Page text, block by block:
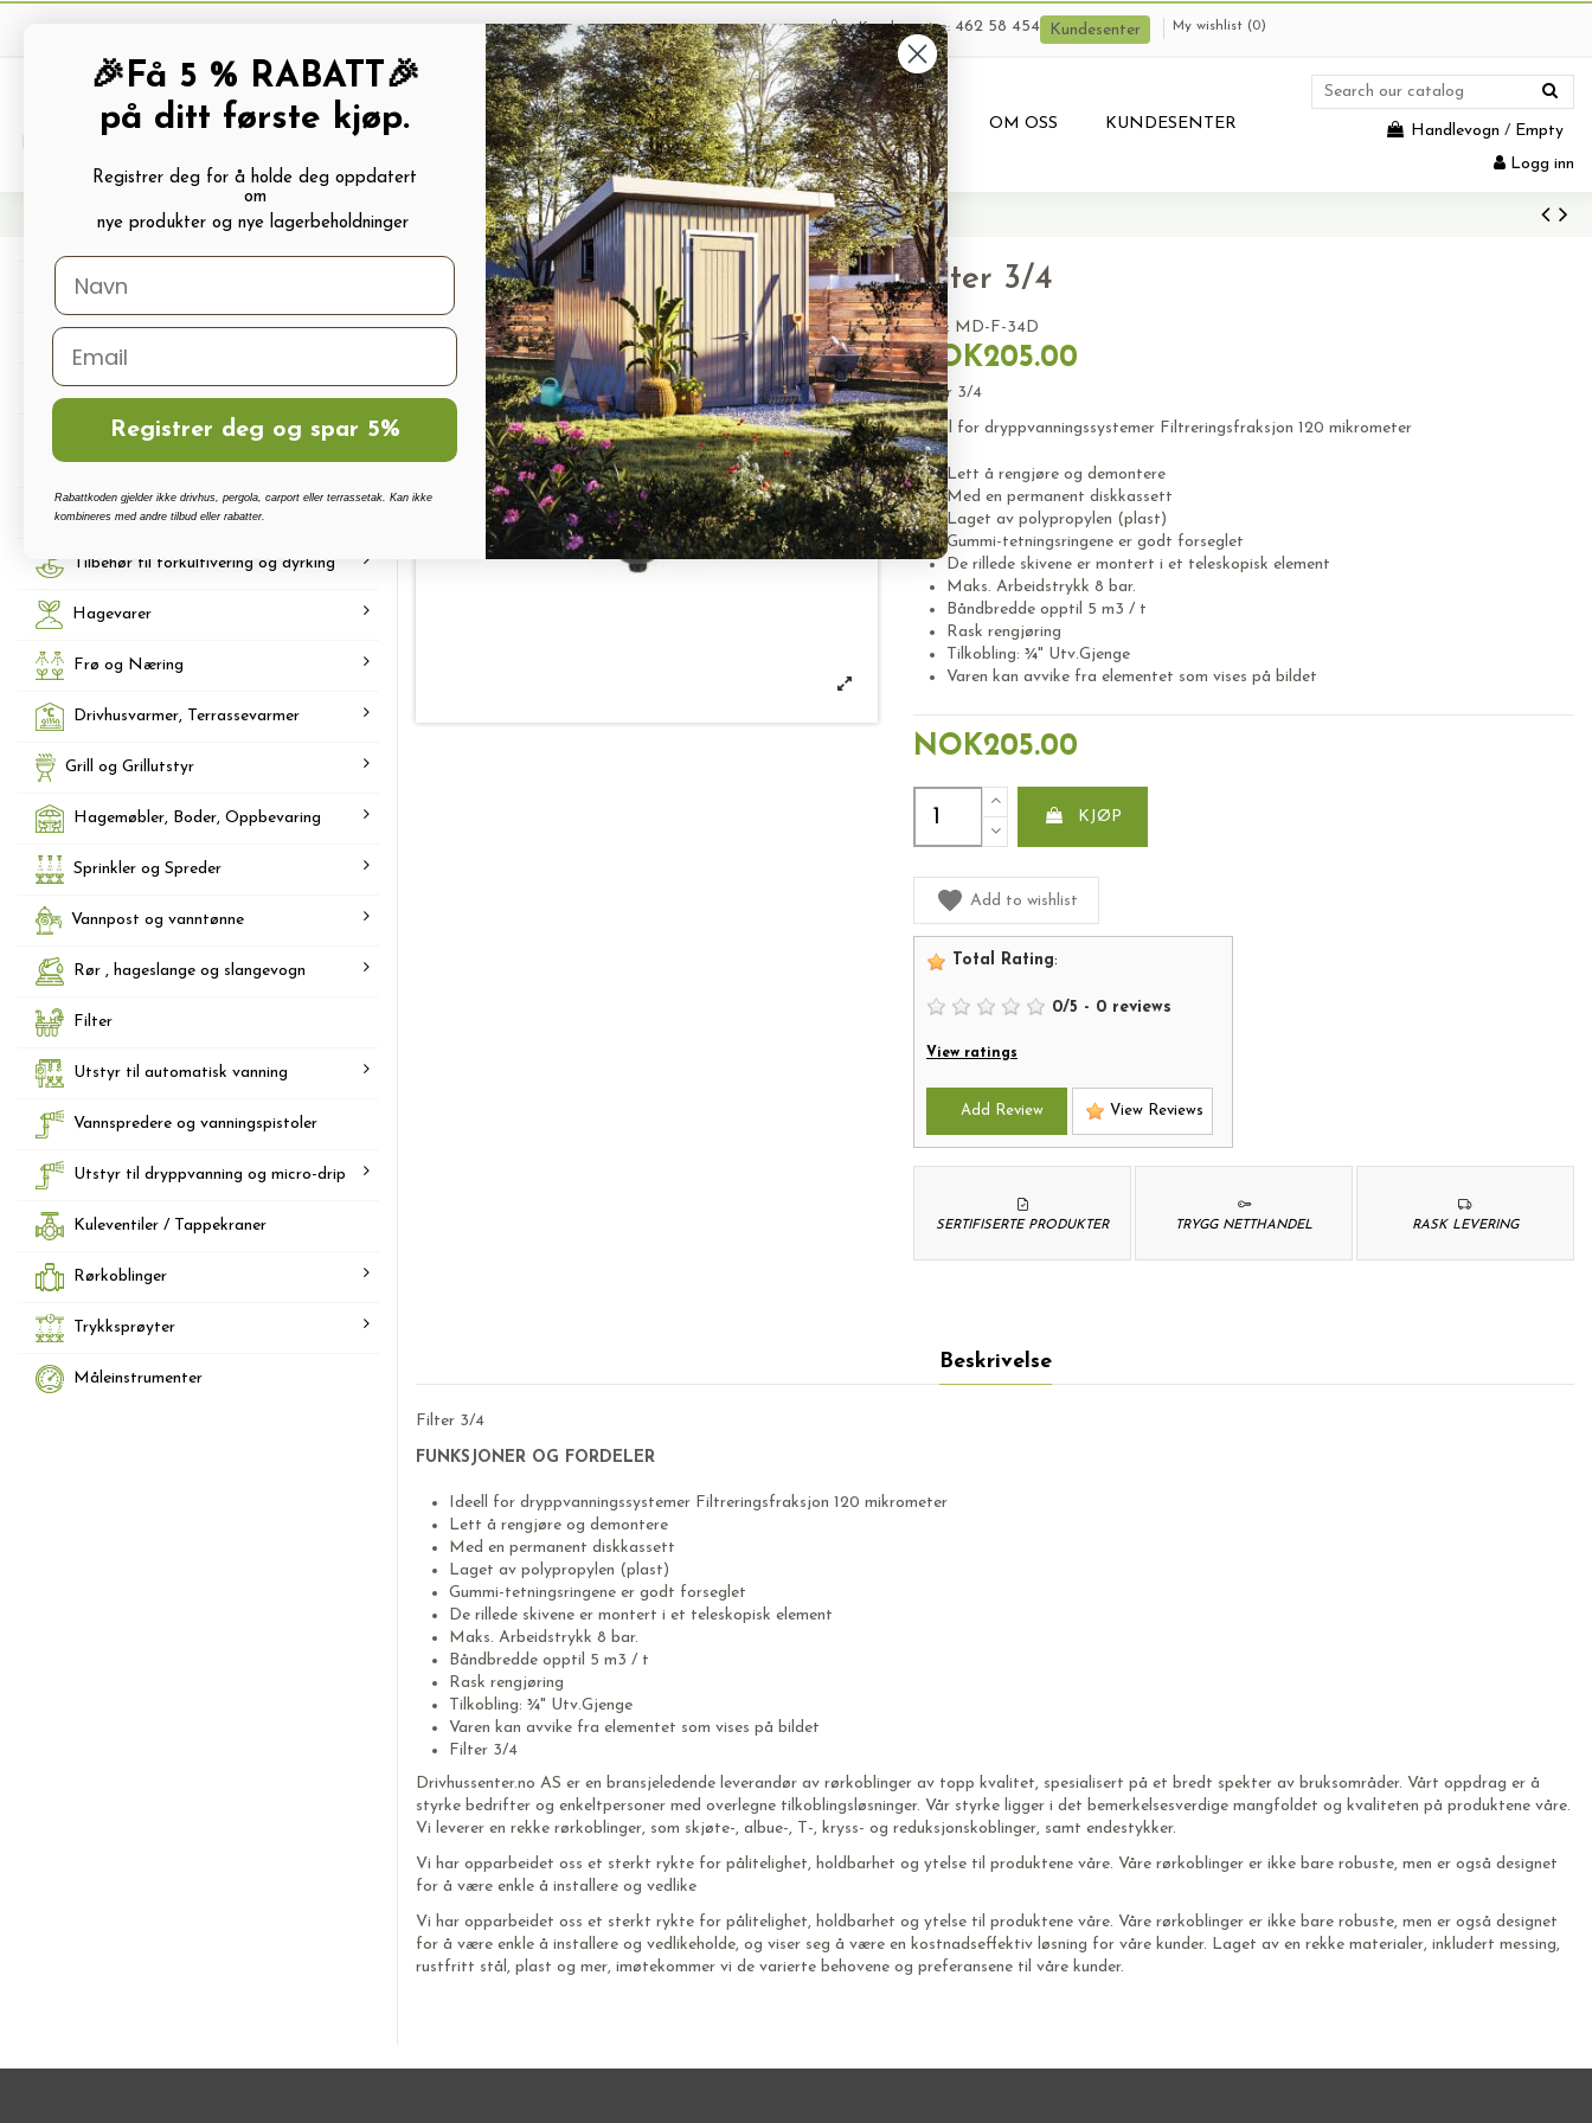
Kundeservice: 462 58 454 Kundesenter My wishlist (0)
PRODUKTKATALOG ALLE TILBUDSVARER BRUKTE VARER PRODUKTUTLEIE OM OSS KUNDESENTER Handlevogn / Empty
Logg inn
Filter 3/4
Filter 3/4
SKU: MD-F-34D
NOK205.00
Filter 3/4
Ideell for dryppvanningssystemer Filtreringsfraksjon 120 mikrometer
Lett å rengjøre og demontere
Med en permanent diskkassett
Laget av polypropylen (plast)
Gummi-tetningsringene er godt forseglet
De rillede skivene er montert i et teleskopisk element
Maks. Arbeidstrykk 8 bar.
Båndbredde opptil 5 m3 / t
Rask rengjøring
Tilkobling: ¾" Utv.Gjenge
Varen kan avvike fra elementet som vises på bildet
NOK205.00
KJØP
Add to wishlist
Total Rating:
0/5 - 0 reviews
View ratings
Add Review View Reviews
RASK LEVERING
TRYGG NETTHANDEL
SERTIFISERTE PRODUKTER
Beskrivelse
Filter 3/4
FUNKSJONER OG FORDELER
Ideell for dryppvanningssystemer Filtreringsfraksjon 120 mikrometer
Lett å rengjøre og demontere
Med en permanent diskkassett
Laget av polypropylen (plast)
Gummi-tetningsringene er godt forseglet
De rillede skivene er montert i et teleskopisk element
Maks. Arbeidstrykk 8 bar.
Båndbredde opptil 5 m3 / t
Rask rengjøring
Tilkobling: ¾" Utv.Gjenge
Varen kan avvike fra elementet som vises på bildet
Filter 3/4
Drivhussenter.no AS er en bransjeledende leverandør av rørkoblinger av topp kvalitet, spesialisert på et bredt spekter av bruksområder. Vårt oppdrag er å
styrke bedrifter og enkeltpersoner med overlegne tilkoblingsløsninger. Vår styrke ligger i det bemerkelsesverdige mangfoldet og kvaliteten på produktene våre.
Vi leverer en rekke rørkoblinger, som skjøte-, albue-, T-, kryss- og reduksjonskoblinger, samt endestykker.
Vi har opparbeidet oss et sterkt rykte for pålitelighet, holdbarhet og ytelse til produktene våre. Våre rørkoblinger er ikke bare robuste, men er også designet
for å være enkle å installere og vedlike
Vi har opparbeidet oss et sterkt rykte for pålitelighet, holdbarhet og ytelse til produktene våre. Våre rørkoblinger er ikke bare robuste, men er også designet
for å være enkle å installere og vedlikeholde, og viser seg å være en kostnadseffektiv løsning for våre kunder. Laget av en rekke materialer, inkludert messing,
rustfritt stål, plast og mer, imøtekommer vi de varierte behovene og preferansene til våre kunder.
Drivhus
Polykarbonat, Glass Og Tilbehør
Terrassetak, Pergola, Hagestuer,
Carport
Drivhus vanningssett
Tilbehør til forkultivering og dyrking
Hagevarer
Frø og Næring
Drivhusvarmer, Terrassevarmer
Grill og Grillutstyr
Hagemøbler, Boder, Oppbevaring
Sprinkler og Spreder
Vannpost og vanntønne
Rør , hageslange og slangevogn
Filter
Utstyr til automatisk vanning
Vannspredere og vanningspistoler
Utstyr til dryppvanning og micro-drip
Kuleventiler / Tappekraner
Rørkoblinger
Trykksprøyter
Måleinstrumenter
🎉Få 5 % RABATT🎉
på ditt første kjøp.
Registrer deg for å holde deg oppdatert
om
nye produkter og nye lagerbeholdninger
Registrer deg og spar 5%
Rabattkoden gjelder ikke drivhus, pergola, carport eller terrassetak. Kan ikke
kombineres med andre tilbud eller rabatter.